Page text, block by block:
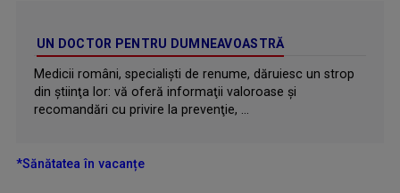
UN DOCTOR PENTRU DUMNEAVOASTRĂ
Medicii români, specialiști de renume, dăruiesc un strop
din ştiinţa lor: vă oferă informaţii valoroase şi
recomandări cu privire la prevenţie, ...
*Sănătatea în vacanțe